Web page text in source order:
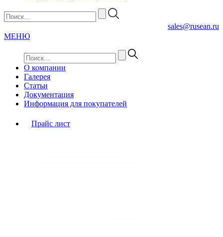
sales@rusean.ru
МЕНЮ
О компании
Галерея
Статьи
Документация
Информация для покупателей
Прайс лист